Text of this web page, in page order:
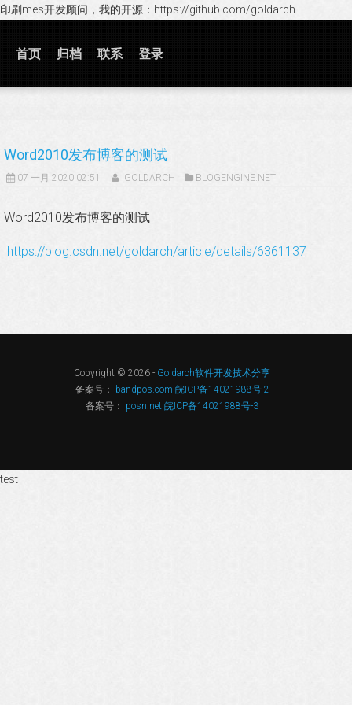
印刷mes开发顾问，我的开源：https://github.com/goldarch
首页 归档 联系 登录
Word2010发布博客的测试
07 一月 2020 02:51 GOLDARCH BLOGENGINE.NET
Word2010发布博客的测试
https://blog.csdn.net/goldarch/article/details/6361137
Copyright © 2026 - Goldarch软件开发技术分享
备案号：
bandpos.com 皖ICP备14021988号-2
备案号： posn.net 皖ICP备14021988号-3
test